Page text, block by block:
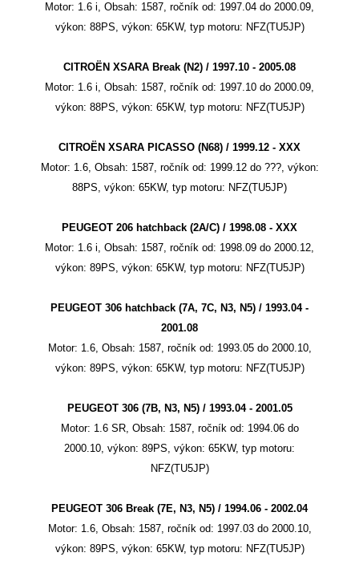
Motor: 1.6 i, Obsah: 1587, ročník od: 1997.04 do 2000.09,
výkon: 88PS, výkon: 65KW, typ motoru: NFZ(TU5JP)
CITROËN XSARA Break (N2) / 1997.10 - 2005.08
Motor: 1.6 i, Obsah: 1587, ročník od: 1997.10 do 2000.09,
výkon: 88PS, výkon: 65KW, typ motoru: NFZ(TU5JP)
CITROËN XSARA PICASSO (N68) / 1999.12 - XXX
Motor: 1.6, Obsah: 1587, ročník od: 1999.12 do ???, výkon:
88PS, výkon: 65KW, typ motoru: NFZ(TU5JP)
PEUGEOT 206 hatchback (2A/C) / 1998.08 - XXX
Motor: 1.6 i, Obsah: 1587, ročník od: 1998.09 do 2000.12,
výkon: 89PS, výkon: 65KW, typ motoru: NFZ(TU5JP)
PEUGEOT 306 hatchback (7A, 7C, N3, N5) / 1993.04 -
2001.08
Motor: 1.6, Obsah: 1587, ročník od: 1993.05 do 2000.10,
výkon: 89PS, výkon: 65KW, typ motoru: NFZ(TU5JP)
PEUGEOT 306 (7B, N3, N5) / 1993.04 - 2001.05
Motor: 1.6 SR, Obsah: 1587, ročník od: 1994.06 do
2000.10, výkon: 89PS, výkon: 65KW, typ motoru:
NFZ(TU5JP)
PEUGEOT 306 Break (7E, N3, N5) / 1994.06 - 2002.04
Motor: 1.6, Obsah: 1587, ročník od: 1997.03 do 2000.10,
výkon: 89PS, výkon: 65KW, typ motoru: NFZ(TU5JP)